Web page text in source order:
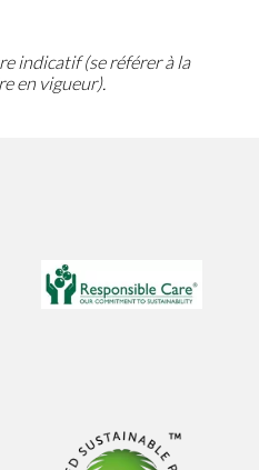
indicatif (se référer à la
en vigueur).